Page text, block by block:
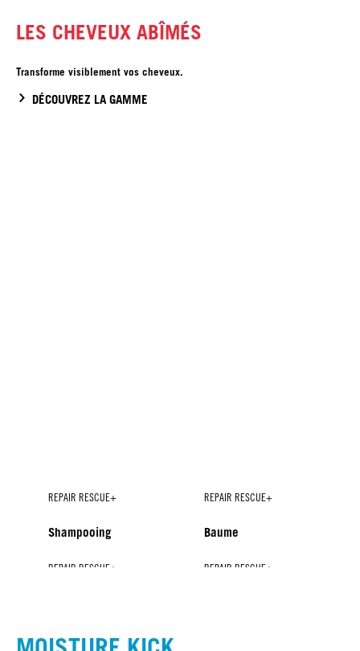
LES CHEVEUX ABÎMÉS
Transforme visiblement vos cheveux.
DÉCOUVREZ LA GAMME
REPAIR RESCUE+
Shampooing
REPAIR RESCUE+
Baume
REPAIR RESCUE+ REPAIR RESCUE+